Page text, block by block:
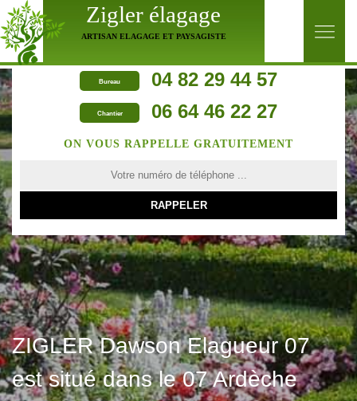
Zigler élagage
ARTISAN ELAGAGE ET PAYSAGISTE
Bureau 04 82 29 44 57
Chantier 06 64 46 22 27
ZIGLER Dawson Elagueur 07
est situé dans le 07 Ardèche
ON VOUS RAPPELLE GRATUITEMENT